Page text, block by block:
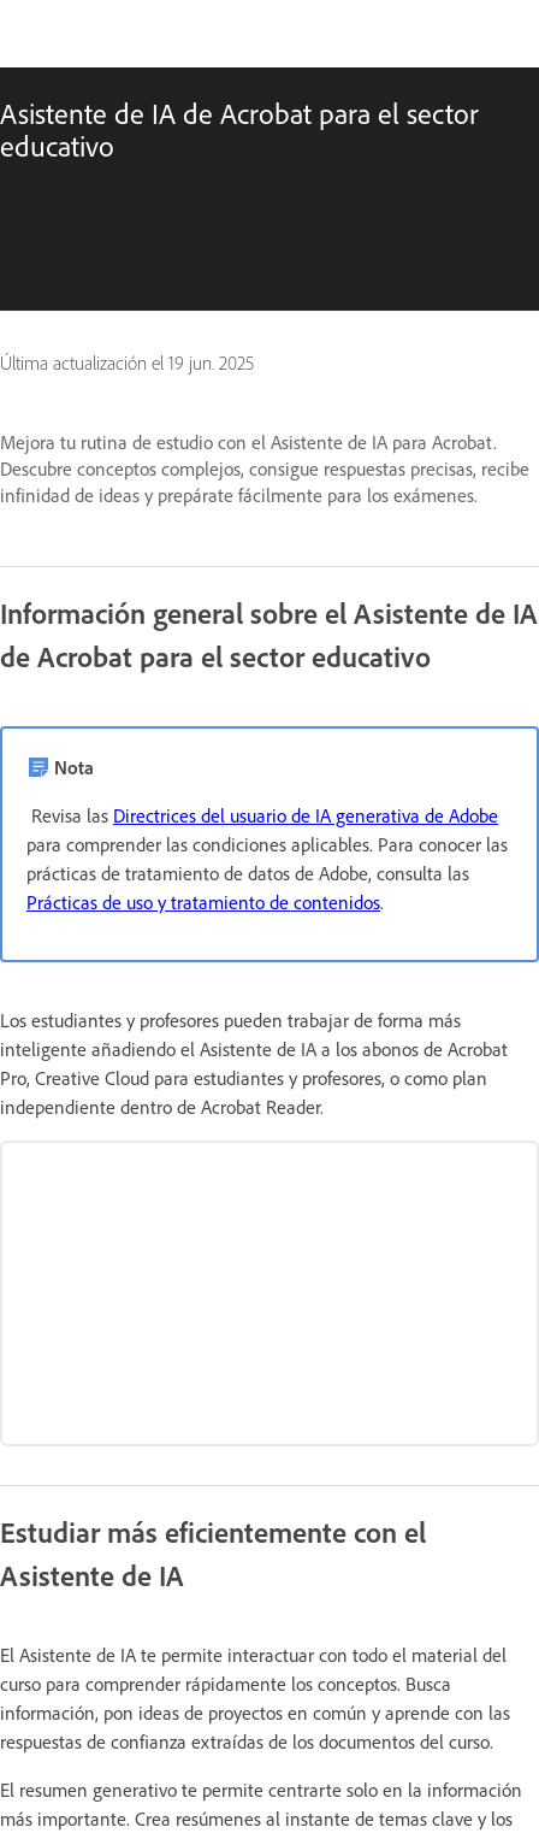
Asistente de IA de Acrobat para el sector
educativo
Última actualización el 19 jun. 2025
Mejora tu rutina de estudio con el Asistente de IA para Acrobat.
Descubre conceptos complejos, consigue respuestas precisas, recibe
infinidad de ideas y prepárate fácilmente para los exámenes.
Información general sobre el Asistente de IA
de Acrobat para el sector educativo
Nota
Revisa las Directrices del usuario de IA generativa de Adobe
para comprender las condiciones aplicables. Para conocer las
prácticas de tratamiento de datos de Adobe, consulta las
Prácticas de uso y tratamiento de contenidos.
Los estudiantes y profesores pueden trabajar de forma más
inteligente añadiendo el Asistente de IA a los abonos de Acrobat
Pro, Creative Cloud para estudiantes y profesores, o como plan
independiente dentro de Acrobat Reader.
Estudiar más eficientemente con el
Asistente de IA
El Asistente de IA te permite interactuar con todo el material del
curso para comprender rápidamente los conceptos. Busca
información, pon ideas de proyectos en común y aprende con las
respuestas de confianza extraídas de los documentos del curso.
El resumen generativo te permite centrarte solo en la información
más importante. Crea resúmenes al instante de temas clave y los